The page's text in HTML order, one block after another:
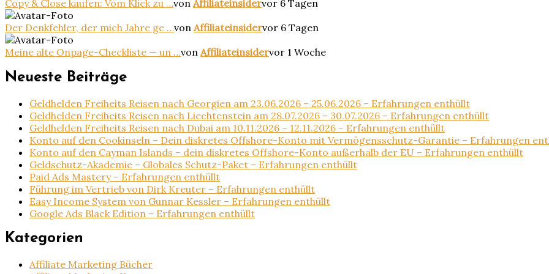
Copy & Close kaufen: Vom Klick zu …von Affiliateinsidervor 6 Tagen
Der Denkfehler, der mich Jahre ge …von Affiliateinsidervor 6 Tagen
Meine alte Onpage-Checkliste — un …von Affiliateinsidervor 1 Woche
Neueste Beiträge
Geldhelden Freiheits Reisen nach Georgien am 23.06.2026 – 25.06.2026 – Erfahrungen enthüllt
Geldhelden Freiheits Reisen nach Liechtenstein am 28.07.2026 – 30.07.2026 – Erfahrungen enthüllt
Geldhelden Freiheits Reisen nach Dubai am 10.11.2026 – 12.11.2026 – Erfahrungen enthüllt
Konto auf den Cookinseln – Dein diskretes Offshore-Konto mit Vermögensschutz-Garantie – Erfahrungen
Konto auf den Cayman Islands – dein diskretes Offshore-Konto außerhalb der EU – Erfahrungen enthüllt
Geldschutz-Akademie – Globales Schutz-Paket – Erfahrungen enthüllt
Paid Ads Mastery – Erfahrungen enthüllt
Führung im Vertrieb von Dirk Kreuter – Erfahrungen enthüllt
Easy Income System von Gunnar Kessler – Erfahrungen enthüllt
Google Ads Black Edition – Erfahrungen enthüllt
Kategorien
Affiliate Marketing Bücher